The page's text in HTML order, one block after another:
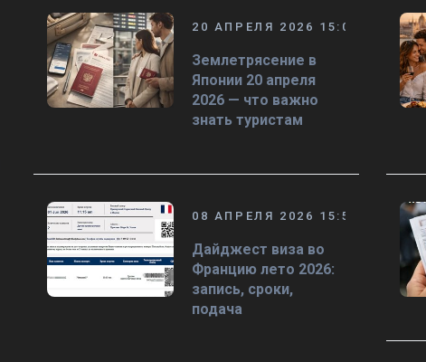
20 АПРЕЛЯ 2026 15:00
Землетрясение в
Японии 20 апреля
2026 — что важно
знать туристам
08 АПРЕЛЯ 2026 15:58
Дайджест виза во
Францию лето 2026:
запись, сроки,
подача